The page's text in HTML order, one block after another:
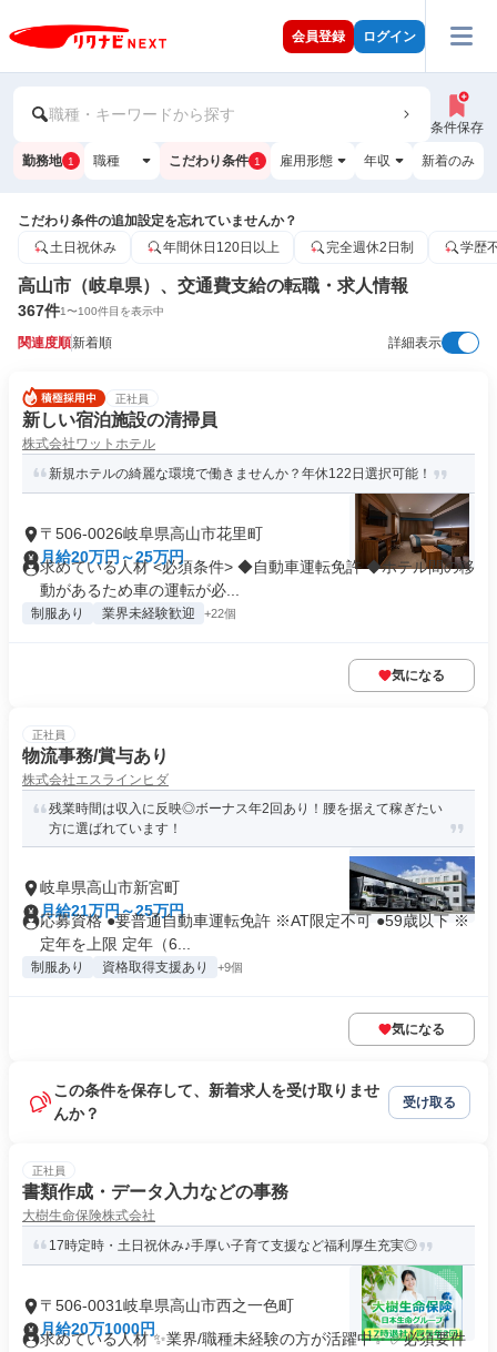
会員登録 ログイン
職種・キーワードから探す
条件保存
勤務地 1 職種 こだわり条件 1 雇用形態 年収 新着のみ
こだわり条件の追加設定を忘れていませんか？
土日祝休み
年間休日120日以上 完全週休2日制 学歴
高山市（岐阜県）、交通費支給の転職・求人情報
367件1〜100件目を表示中
関連度順新着順 詳細表示
正社員
新しい宿泊施設の清掃員
株式会社ワットホテル
新規ホテルの綺麗な環境で働きませんか？年休122日選択可能！
〒506-0026岐阜県高山市花里町
月給20万円～25万円
求めている人材 <必須条件> ◆自動車運転免許 ◆ホテル間の移
動があるため車の運転が必...
制服あり 業界未経験歓迎 +22個
気になる
正社員
物流事務/賞与あり
株式会社エスラインヒダ
残業時間は収入に反映◎ボーナス年2回あり！腰を据えて稼ぎたい
方に選ばれています！
岐阜県高山市新宮町
月給21万円～25万円
応募資格 ●要普通自動車運転免許 ※AT限定不可 ●59歳以下 ※
定年を上限 定年（6...
制服あり 資格取得支援あり +9個
気になる
この条件を保存して、新着求人を受け取りませ
んか？
受け取る
正社員
書類作成・データ入力などの事務
大樹生命保険株式会社
17時定時・土日祝休み♪手厚い子育て支援など福利厚生充実◎
〒506-0031岐阜県高山市西之一色町
月給20万1000円
求めている人材 ✨業界/職種未経験の方が活躍中✨ ✅必須要件